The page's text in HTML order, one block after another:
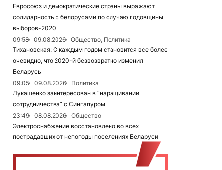
Евросоюз и демократические страны выражают
солидарность с белорусами по случаю годовщины
выборов-2020
09:58
09.08.2026
Общество, Политика
Тихановская: С каждым годом становится все более
очевидно, что 2020-й безвозвратно изменил
Беларусь
09:05
09.08.2026
Политика
Лукашенко заинтересован в “наращивании
сотрудничества” с Сингапуром
23:49
08.08.2026
Общество
Электроснабжение восстановлено во всех
пострадавших от непогоды поселениях Беларуси